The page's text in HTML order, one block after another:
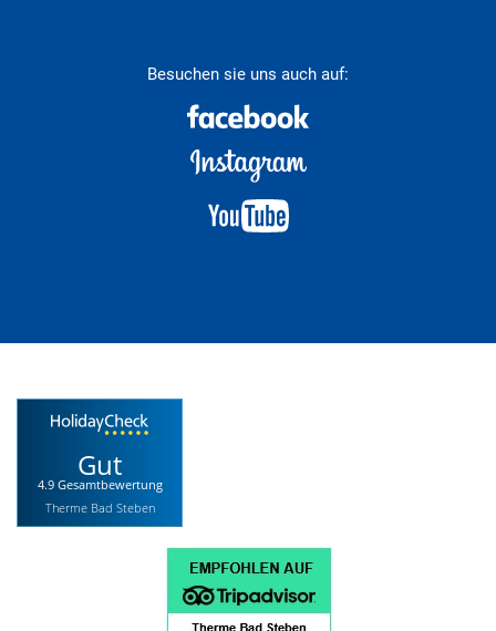
Besuchen sie uns auch auf:
Gut
4.9 Gesamtbewertung
Therme Bad Steben